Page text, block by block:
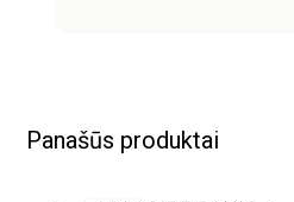
Panašūs produktai